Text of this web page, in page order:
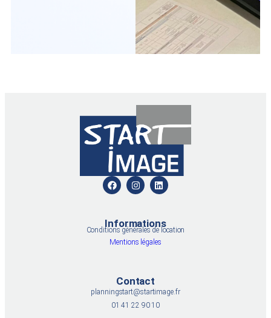
Informations
Conditions générales de location
Mentions légales
Contact
planningstart@startimage.fr
01 41 22 90 10